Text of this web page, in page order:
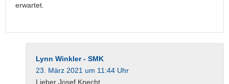
erwartet.
Lynn Winkler - SMK
23. März 2021 um 11:44 Uhr
Lieber Josef Knecht,